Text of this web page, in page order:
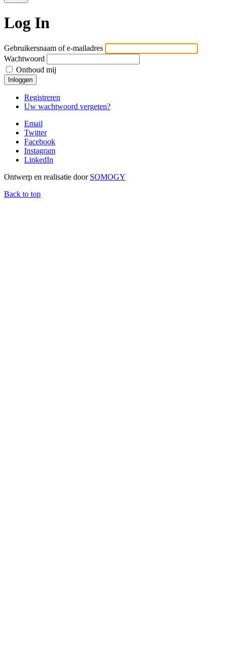
Log In
Gebruikersnaam of e-mailadres
Wachtwoord
Onthoud mij
Inloggen
Registreren
Uw wachtwoord vergeten?
Email
Twitter
Facebook
Instagram
LinkedIn
Ontwerp en realisatie door SOMOGY
Back to top